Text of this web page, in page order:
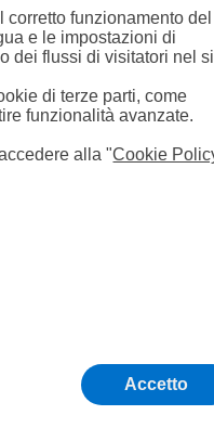
acciaio con
corretto funzionamento del
e le impostazioni di
dei flussi di visitatori nel
di terze parti, come
funzionalità avanzate.
alla "Cookie
Accetto